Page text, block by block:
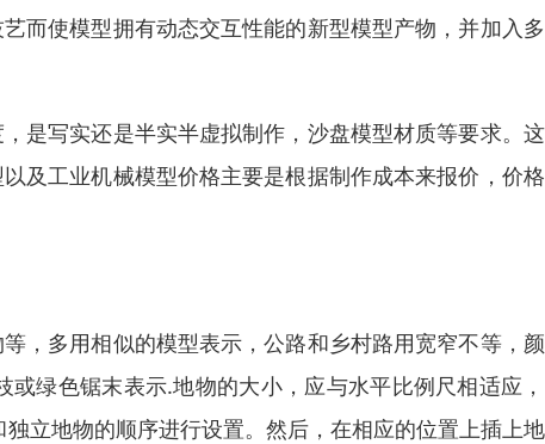
而使模型拥有动态交互性能的新型模型产物，并加入
是写实还是半实半虚拟制作，沙盘模型材质等要求。
及工业机械模型价格主要是根据制作成本来报价，价
多用相似的模型表示，公路和乡村路用宽窄不等，
绿色锯末表示.地物的大小，应与水平比例尺相适应
立地物的顺序进行设置。然后，在相应的位置上插上